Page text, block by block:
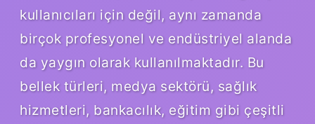
kullanıcıları için değil, aynı zamanda
birçok profesyonel ve endüstriyel alanda
da yaygın olarak kullanılmaktadır. Bu
bellek türleri, medya sektörü, sağlık
hizmetleri, bankacılık, eğitim gibi çeşitli